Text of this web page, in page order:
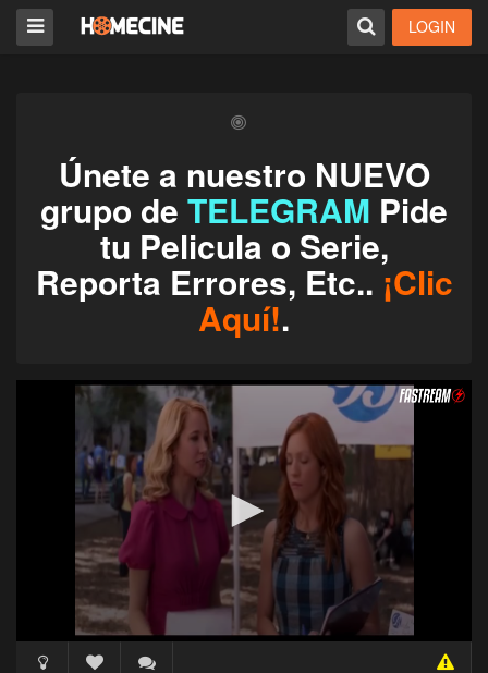
LOGIN
Únete a nuestro NUEVO
grupo de TELEGRAM Pide
tu Pelicula o Serie,
Reporta Errores, Etc.. ¡Clic
Aquí!.